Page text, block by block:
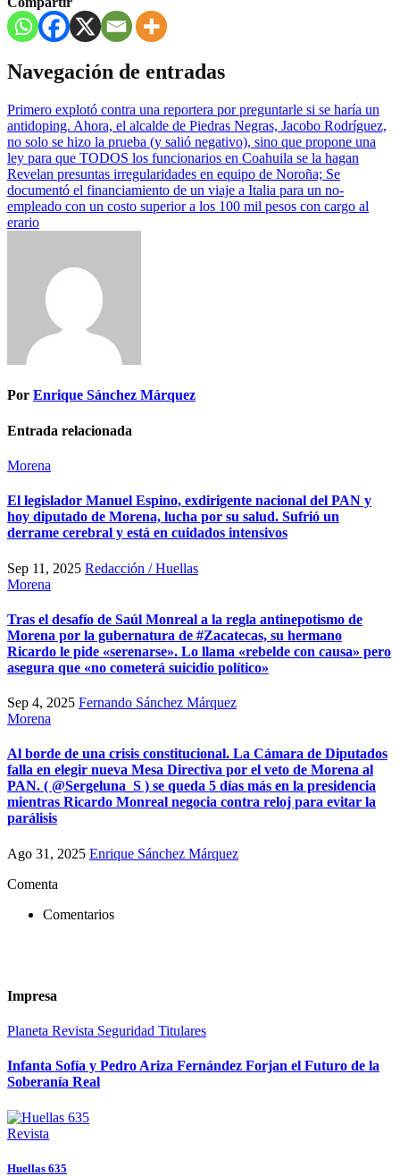
Navegación de entradas
Primero explotó contra una reportera por preguntarle si se haría un
antidoping. Ahora, el alcalde de Piedras Negras, Jacobo Rodríguez,
no solo se hizo la prueba (y salió negativo), sino que propone una
ley para que TODOS los funcionarios en Coahuila se la hagan
Revelan presuntas irregularidades en equipo de Noroña; Se
documentó el financiamiento de un viaje a Italia para un no-
empleado con un costo superior a los 100 mil pesos con cargo al
erario
Por Enrique Sánchez Márquez
Entrada relacionada
Morena
El legislador Manuel Espino, exdirigente nacional del PAN y
hoy diputado de Morena, lucha por su salud. Sufrió un
derrame cerebral y está en cuidados intensivos
Sep 11, 2025 Redacción / Huellas
Morena
Tras el desafío de Saúl Monreal a la regla antinepotismo de
Morena por la gubernatura de #Zacatecas, su hermano
Ricardo le pide «serenarse». Lo llama «rebelde con causa» pero
asegura que «no cometerá suicidio político»
Sep 4, 2025 Fernando Sánchez Márquez
Morena
Al borde de una crisis constitucional. La Cámara de Diputados
falla en elegir nueva Mesa Directiva por el veto de Morena al
PAN. ( @Sergeluna_S ) se queda 5 días más en la presidencia
mientras Ricardo Monreal negocia contra reloj para evitar la
parálisis
Ago 31, 2025 Enrique Sánchez Márquez
Comenta
Comentarios
Impresa
Planeta Revista Seguridad Titulares
Infanta Sofía y Pedro Ariza Fernández Forjan el Futuro de la
Soberanía Real
Revista
Huellas 635